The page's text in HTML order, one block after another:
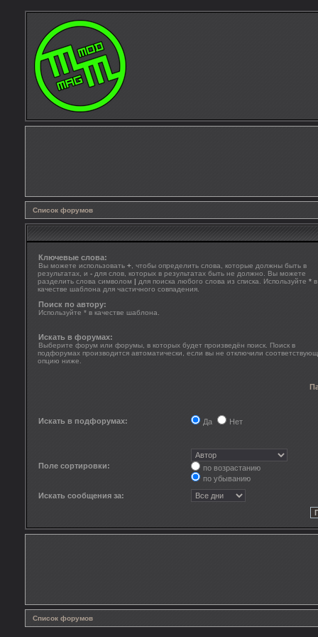
Список форумов
Ключевые слова:
Вы можете использовать + , чтобы определить слова, которые должны быть в
результатах, и - для слов, которых в результатах быть не должно. Вы можете
разделить слова символом | для поиска любого слова из списка. Используйте * в
качестве шаблона для частичного совпадения.
Поиск по автору:
Используйте * в качестве шаблона.
Искать в форумах:
Выберите форум или форумы, в которых будет произведён поиск. Поиск в
подфорумах производится автоматически, если вы не отключили
опцию ниже.
Искать в подфорумах: Да Нет
Поле сортировки:
по возрастанию
по убыванию
Искать сообщения за:
Список форумов